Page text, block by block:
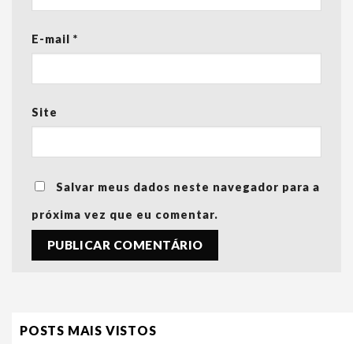
E-mail *
Site
Salvar meus dados neste navegador para a
próxima vez que eu comentar.
POSTS MAIS VISTOS